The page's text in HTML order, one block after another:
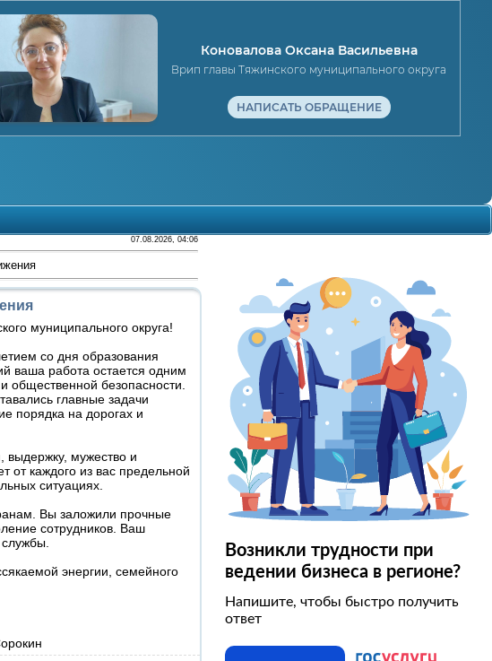
Коновалова Оксана Васильевна
Врип главы Тяжинского муниципального округа
НАПИСАТЬ ОБРАЩЕНИЕ
07.08.2026, 04:06
муниципального округа!
со дня образования
ваша работа остается одним
общественной безопасности.
главные задачи
порядка на дорогах и
выдержку, мужество и
от каждого из вас предельной
ситуациях.
Вы заложили прочные
сотрудников. Ваш
энергии, семейного
Возникли трудности при
ведении бизнеса в регионе?
Напишите, чтобы быстро получить
ответ